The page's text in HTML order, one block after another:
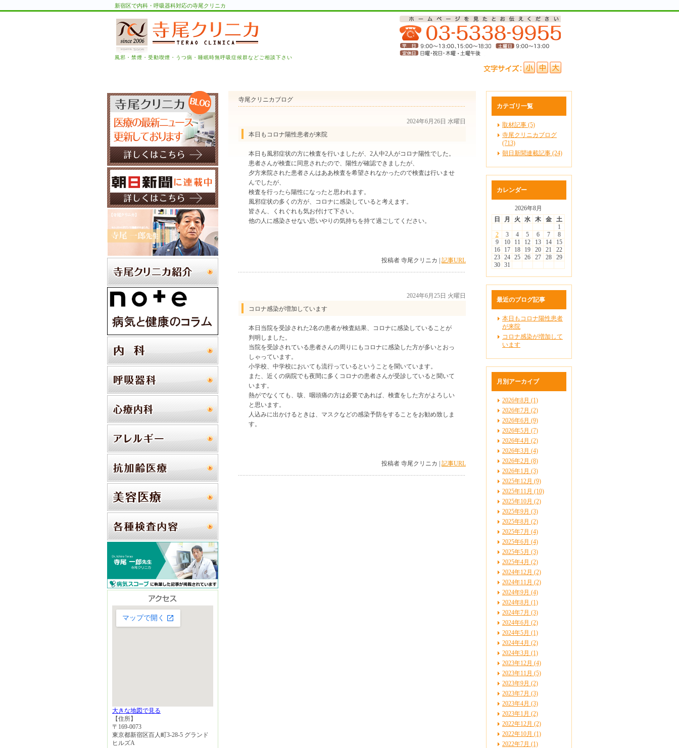
新宿区で内科・呼吸器科対応の寺尾クリニカ
風邪・禁煙・受動喫煙・うつ病・睡眠時無呼吸症候群などご相談下さい
寺尾クリニカブログ
2024年6月26日 水曜日
本日もコロナ陽性患者が来院
本日も風邪症状の方に検査を行いましたが、2人中2人がコロナ陽性でした。
患者さんが検査に同意されたので、陽性が確認できましたが、
夕方来院された患者さんはああ検査を希望されなかったので検査は行いませ
んでしたが、
検査を行ったら陽性になったと思われます。
風邪症状の多くの方が、コロナに感染していると考えます。
皆さん、くれぐれも気お付けて下さい。
他の人に感染させない思いやりの気持ちを持て過ごしてください。
投稿者 寺尾クリニカ | 記事URL
2024年6月25日 火曜日
コロナ感染が増加しています
本日当院を受診された2名の患者が検査結果、コロナに感染していることが
判明しました。
当院を受診されている患者さんの周りにもコロナに感染した方が多いとおっ
しゃっています。
小学校、中学校においても流行っているということを聞いています。
また、近くの病院でも夜間に多くコロナの患者さんが受診していると聞いて
います。
熱がでなくても、咳、咽頭痛の方は必要であれば、検査をした方がよろしい
と思います。
人込みに出かけるときは、マスクなどの感染予防をすることをお勧め致しま
す。
投稿者 寺尾クリニカ | 記事URL
カテゴリ一覧
取材記事 (5)
寺尾クリニカブログ
(713)
朝日新聞連載記事 (24)
カレンダー
2026年8月
日
月 火 水 木 金
土
1
2
3 4 5 6 7
8
9
10 11 12 13 14
15
16
17 18 19 20 21
22
23
24 25 26 27 28
29
30
31
最近のブログ記事
本日もコロナ陽性患者
が来院
コロナ感染が増加して
います
月別アーカイブ
2026年8月 (1)
2026年7月 (2)
2026年6月 (9)
2026年5月 (7)
2026年4月 (2)
2026年3月 (4)
2026年2月 (8)
2026年1月 (3)
2025年12月 (9)
2025年11月 (10)
2025年10月 (2)
2025年9月 (3)
2025年8月 (2)
2025年7月 (4)
2025年6月 (4)
2025年5月 (3)
2025年4月 (2)
2024年12月 (2)
2024年11月 (2)
2024年9月 (4)
2024年8月 (1)
2024年7月 (3)
2024年6月 (2)
2024年5月 (1)
2024年4月 (2)
2024年3月 (1)
2023年12月 (4)
2023年11月 (5)
2023年9月 (2)
2023年7月 (3)
2023年4月 (3)
2023年1月 (2)
2022年12月 (2)
2022年10月 (1)
2022年7月 (1)
大きな地図で見る
【住所】
〒169-0073
東京都新宿区百人町3-28-5 グランド
ヒルズA